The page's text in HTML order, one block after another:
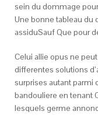
sein du dommage
Une bonne tableau du
assiduSauf Que pour
Celui allie opus ne
differentes solutions
surprises autant parmi
bandouliere en tenant
lesquels germe